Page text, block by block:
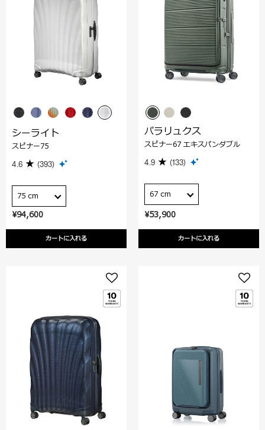
¥94,600
カートに入れる
シーライト
スピナー75
4.6 (393)
75 cm
¥53,900
カートに入れる
パラリュクス
スピナー67 エキスパンダブル
4.9 (133)
67 cm